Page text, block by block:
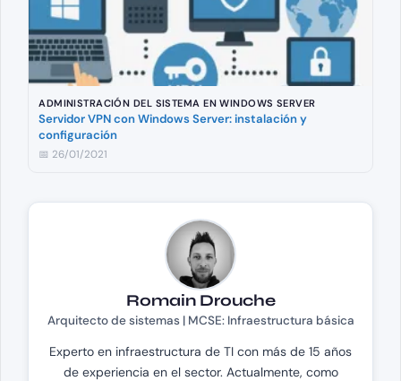
ADMINISTRACIÓN DEL SISTEMA EN WINDOWS SERVER
Servidor VPN con Windows Server: instalación y
configuración
📅 26/01/2021
Romain Drouche
Arquitecto de sistemas | MCSE: Infraestructura básica
Experto en infraestructura de TI con más de 15 años
de experiencia en el sector. Actualmente, como